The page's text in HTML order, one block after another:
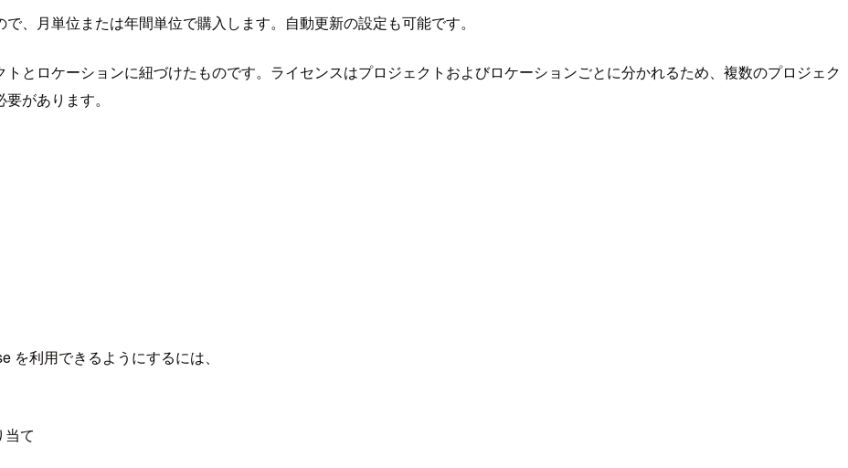
、月単位または年間単位で購入します。自動更新の設定も可能です。
とロケーションに紐づけたものです。ライセンスはプロジェクトおよびロケーションごとに分かれるため、複数のプロジェク
があります。
を利用できるようにするには、
て